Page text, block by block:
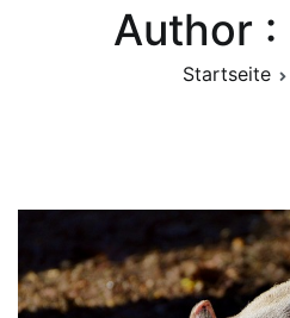
Author :
Startseite